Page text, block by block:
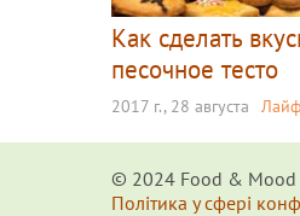
Как сделать
песочное тесто
2017 г., 28 августа
© 2024 Food & Мood
Політика у сфері